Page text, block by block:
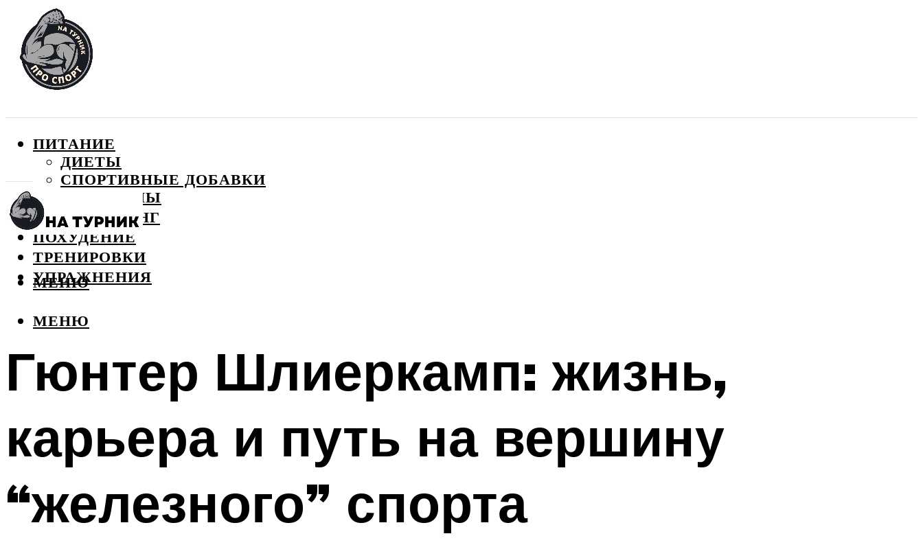
ПИТАНИЕ
ДИЕТЫ
СПОРТИВНЫЕ ДОБАВКИ
ВИТАМИНЫ
БОДИБИЛДИНГ
ПОХУДЕНИЕ
ТРЕНИРОВКИ
УПРАЖНЕНИЯ
МЕНЮ
МЕНЮ
Гюнтер Шлиеркамп: жизнь,
карьера и путь на вершину
“железного” спорта